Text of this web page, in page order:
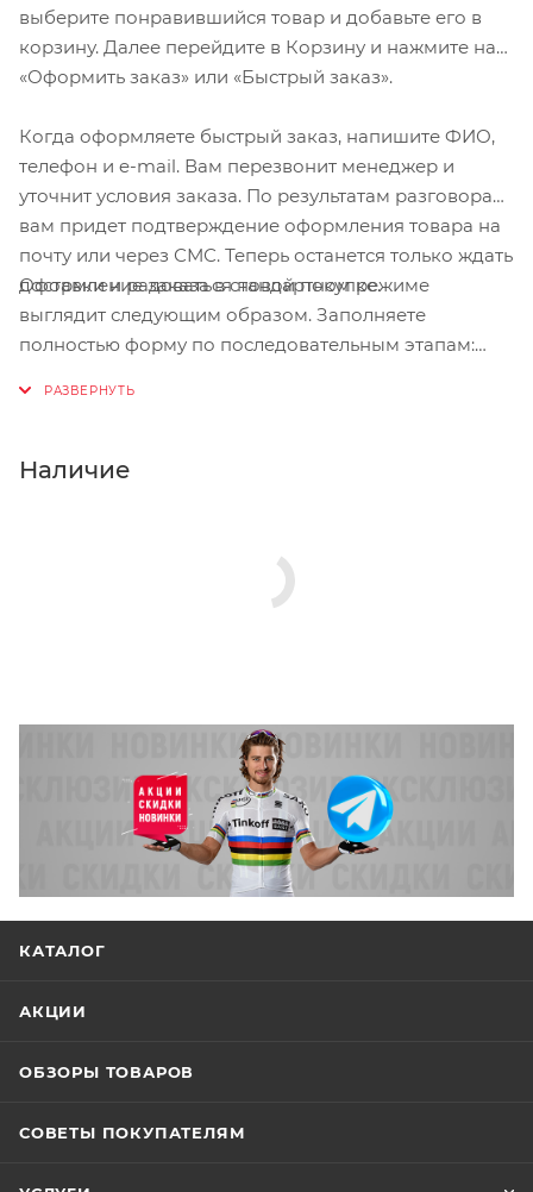
выберите понравившийся товар и добавьте его в
корзину. Далее перейдите в Корзину и нажмите на
«Оформить заказ» или «Быстрый заказ».
Когда оформляете быстрый заказ, напишите ФИО,
телефон и e-mail. Вам перезвонит менеджер и
уточнит условия заказа. По результатам разговора
вам придет подтверждение оформления товара на
почту или через СМС. Теперь останется только ждать
доставки и радоваться новой покупке.
Оформление заказа в стандартном режиме
выглядит следующим образом. Заполняете
полностью форму по последовательным этапам:
Нажмите кнопку «Оформить заказ».
Наличие
КАТАЛОГ
АКЦИИ
ОБЗОРЫ ТОВАРОВ
СОВЕТЫ ПОКУПАТЕЛЯМ